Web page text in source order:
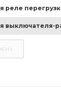
реле
выключателя-